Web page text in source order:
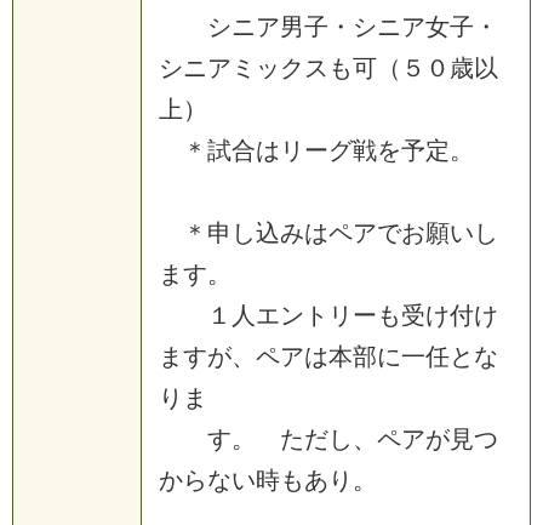
シニア男子 ・ シニア女子 ・
シニア ミ ッ ク ス も可 （ ５ ０ 歳以
上 ）
＊ 試合は リ ーグ戦を予定。
＊ 申 し込みはペアでお願い し
ま す。
１ 人 エン ト リ ーも受け付け
ま すが、 ペアは本部に一任と な
り ま
す。 ただし 、 ペアが見つ
からない時もあ り 。